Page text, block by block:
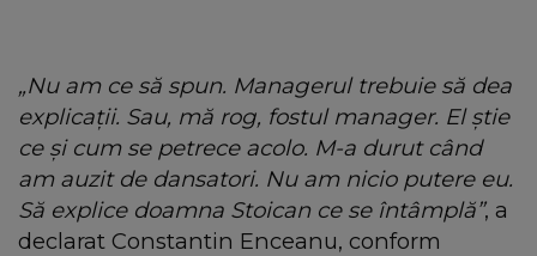
„Nu am ce să spun. Managerul trebuie să dea
explicații. Sau, mă rog, fostul manager. El știe
ce și cum se petrece acolo. M-a durut când
am auzit de dansatori. Nu am nicio putere eu.
Să explice doamna Stoican ce se întâmplă”, a
declarat Constantin Enceanu, conform